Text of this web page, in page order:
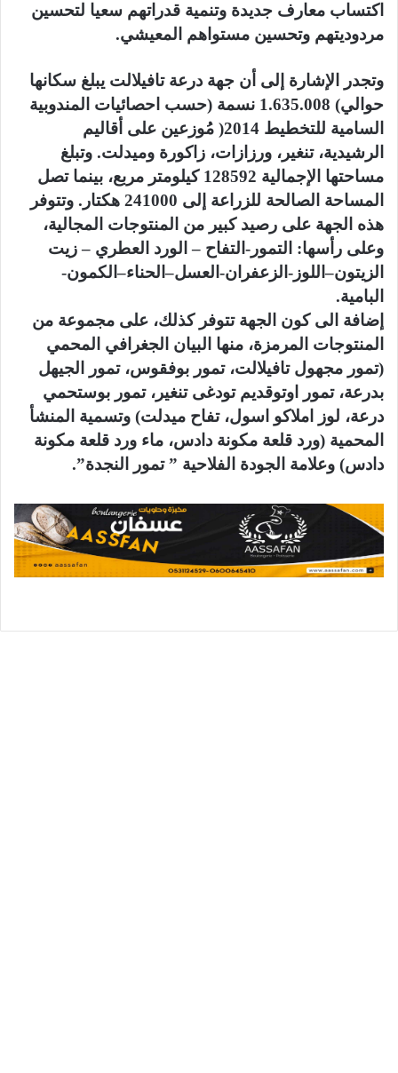
اكتساب معارف جديدة وتنمية قدراتهم سعيا لتحسين
مردوديتهم وتحسين مستواهم المعيشي.
وتجدر الإشارة إلى أن جهة درعة تافيلالت يبلغ سكانها
حوالي) 1.635.008 نسمة (حسب احصائيات المندوبية
السامية للتخطيط 2014( مُوزعين على أقاليم
الرشيدية، تنغير، ورزازات، زاكورة وميدلت. وتبلغ
مساحتها الإجمالية 128592 كيلومتر مربع، بينما تصل
المساحة الصالحة للزراعة إلى 241000 هكتار. وتتوفر
هذه الجهة على رصيد كبير من المنتوجات المجالية،
وعلى رأسها: التمور-التفاح – الورد العطري – زيت
الزيتون–اللوز-الزعفران-العسل–الحناء–الكمون-
البامية.
إضافة الى كون الجهة تتوفر كذلك، على مجموعة من
المنتوجات المرمزة، منها البيان الجغرافي المحمي
(تمور مجهول تافيلالت، تمور بوفقوس، تمور الجيهل
بدرعة، تمور اوتوقديم تودغى تنغير، تمور بوستحمي
درعة، لوز املاكو اسول، تفاح ميدلت) وتسمية المنشأ
المحمية (ورد قلعة مكونة دادس، ماء ورد قلعة مكونة
دادس) وعلامة الجودة الفلاحية ” تمور النجدة”.